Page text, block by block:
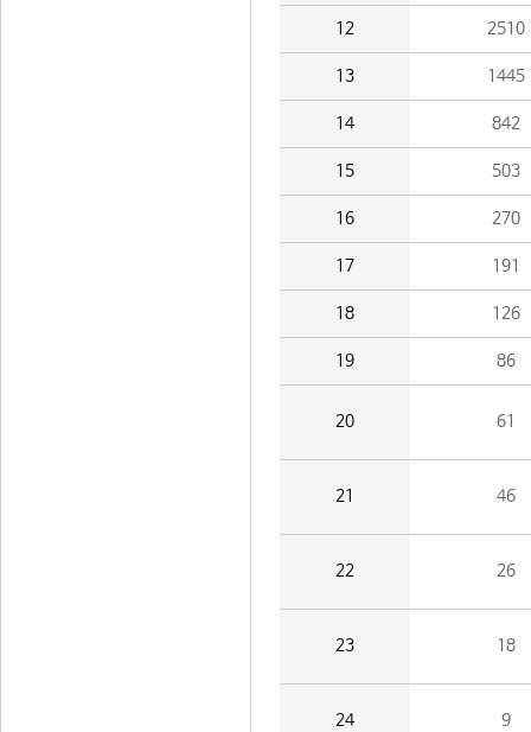
12 2510
13 1445
14 842
15 503
16 270
17 191
18 126
19 86
20 61
21 46
22 26
23 18
24 9